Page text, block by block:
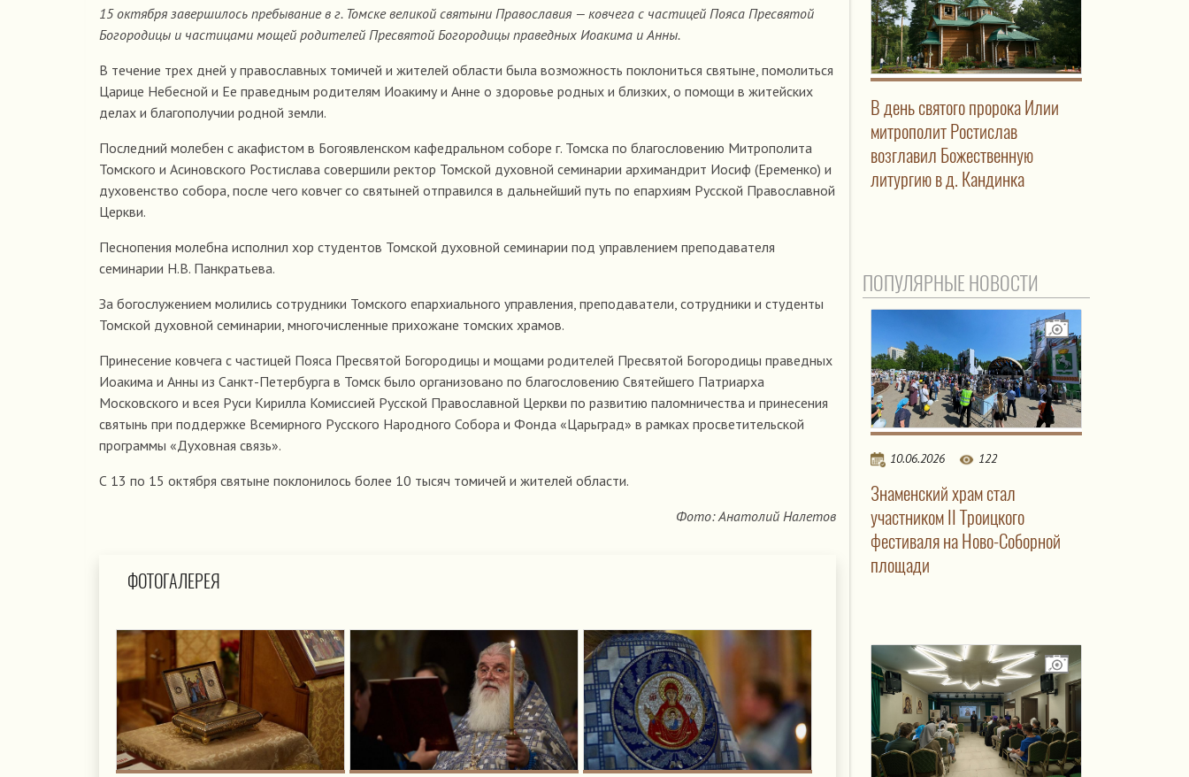
15 октября завершилось пребывание в г. Томске великой святыни Православия — ковчега с частицей Пояса Пресвятой
Богородицы и частицами мощей родителей Пресвятой Богородицы праведных Иоакима и Анны.
В течение трех дней у православных томичей и жителей области была возможность поклониться святыне, помолиться
Царице Небесной и Ее праведным родителям Иоакиму и Анне о здоровье родных и близких, о помощи в житейских
делах и благополучии родной земли.
Последний молебен с акафистом в Богоявленском кафедральном соборе г. Томска по благословению Митрополита
Томского и Асиновского Ростислава совершили ректор Томской духовной семинарии архимандрит Иосиф (Еременко) и
духовенство собора, после чего ковчег со святыней отправился в дальнейший путь по епархиям Русской Православной
Церкви.
Песнопения молебна исполнил хор студентов Томской духовной семинарии под управлением преподавателя
семинарии Н.В. Панкратьева.
За богослужением молились сотрудники Томского епархиального управления, преподаватели, сотрудники и студенты
Томской духовной семинарии, многочисленные прихожане томских храмов.
Принесение ковчега с частицей Пояса Пресвятой Богородицы и мощами родителей Пресвятой Богородицы праведных
Иоакима и Анны из Санкт-Петербурга в Томск было организовано по благословению Святейшего Патриарха
Московского и всея Руси Кирилла Комиссией Русской Православной Церкви по развитию паломничества и принесения
святынь при поддержке Всемирного Русского Народного Собора и Фонда «Царьград» в рамках просветительской
программы «Духовная связь».
С 13 по 15 октября святыне поклонилось более 10 тысяч томичей и жителей области.
Фото: Анатолий Налетов
ФОТОГАЛЕРЕЯ
В день святого пророка Илии
митрополит Ростислав
возглавил Божественную
литургию в д. Кандинка
ПОПУЛЯРНЫЕ НОВОСТИ
10.06.2026 122
Знаменский храм стал
участником II Троицкого
фестиваля на Ново-Соборной
площади